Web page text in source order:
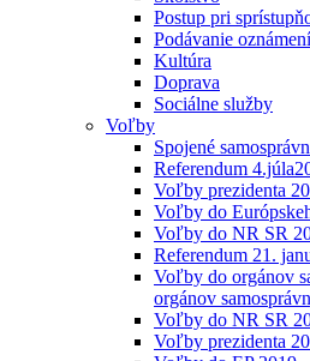
Postup pri
Podávanie
Kultúra
Doprava
Sociálne služby
Voľby
Spojené
Referendum
Voľby prezidenta
Voľby do
Voľby do NR SR
Referendum 21.
Voľby do orgánov
orgánov
Voľby do NR SR
Voľby prezidenta